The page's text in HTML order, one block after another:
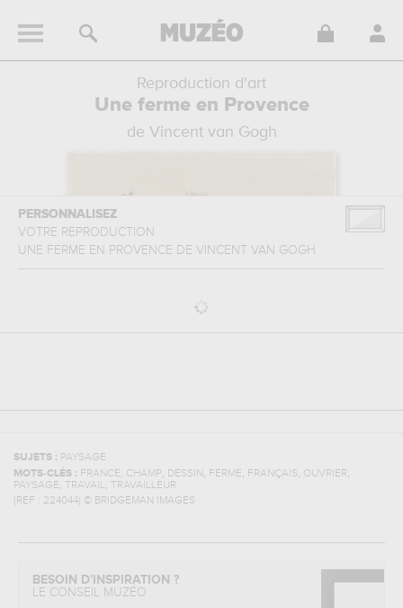
Reproduction d'art
Une ferme en Provence
de Vincent van Gogh
PERSONNALISEZ
VOTRE REPRODUCTION
UNE FERME EN PROVENCE DE VINCENT VAN GOGH
SUJETS : PAYSAGE
MOTS-CLÉS : FRANCE, CHAMP, DESSIN , FERME, FRANÇAIS, OUVRIER,
PAYSAGE, TRAVAIL, TRAVAILLEUR
(REF : 224044) © BRIDGEMAN IMAGES
BESOIN D'INSPIRATION ?
LE CONSEIL MUZÉO